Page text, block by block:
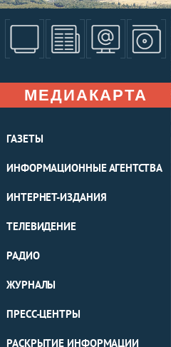
МЕДИАКАРТА
ГАЗЕТЫ
ИНФОРМАЦИОННЫЕ АГЕНТСТВА
ИНТЕРНЕТ-ИЗДАНИЯ
ТЕЛЕВИДЕНИЕ
РАДИО
ЖУРНАЛЫ
ПРЕСС-ЦЕНТРЫ